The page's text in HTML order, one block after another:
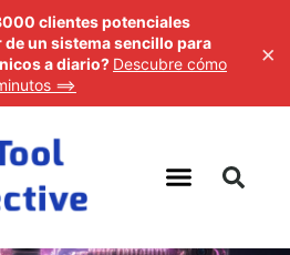
clientes potenciales
un sistema sencillo para
a diario? Descubre cómo
==>
×